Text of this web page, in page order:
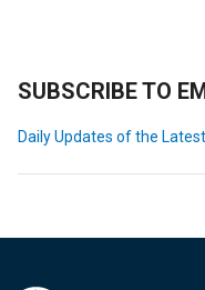
SUBSCRIBE TO
Daily Updates of the